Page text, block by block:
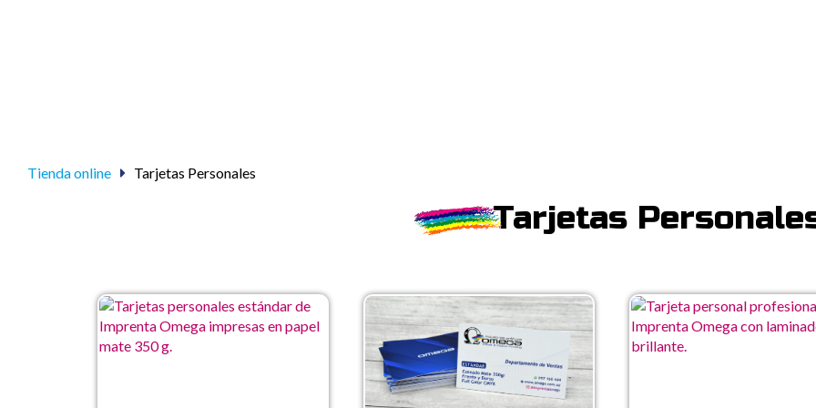
Tienda online Tarjetas Personales
Tarjetas